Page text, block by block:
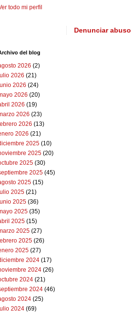
todo mi perfil
Denunciar abuso
del blog
2026 (2)
2026 (21)
2026 (24)
2026 (20)
2026 (19)
2026 (23)
2026 (13)
2026 (21)
2025 (10)
2025 (20)
2025 (30)
2025 (45)
2025 (15)
2025 (21)
2025 (36)
2025 (35)
2025 (15)
2025 (27)
2025 (26)
2025 (27)
2024 (17)
2024 (26)
2024 (21)
2024 (46)
2024 (25)
2024 (69)